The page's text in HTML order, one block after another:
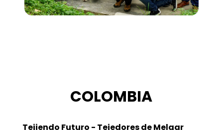
COLOMBIA
Tejiendo Futuro - Tejedores de Melgar